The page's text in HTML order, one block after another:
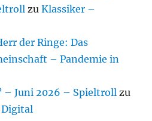
zuKlassiker –
der Ringe: Das
– Pandemie in
– Juni 2026 – Spieltroll zu